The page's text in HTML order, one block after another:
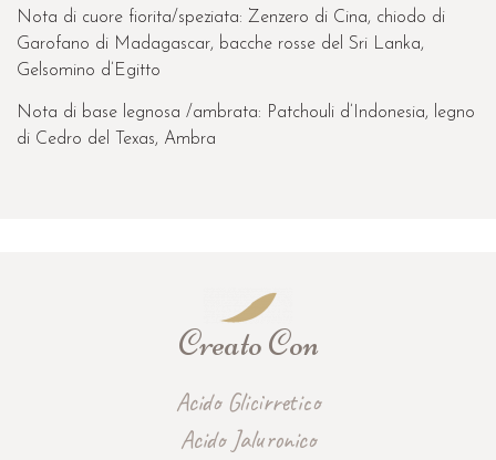
Nota di cuore fiorita/speziata: Zenzero di Cina, chiodo di
Garofano di Madagascar, bacche rosse del Sri Lanka,
Gelsomino d’Egitto
Nota di base legnosa /ambrata: Patchouli d’Indonesia, legno
di Cedro del Texas, Ambra
Creato Con
Acido Glicirretico
Acido Jaluronico